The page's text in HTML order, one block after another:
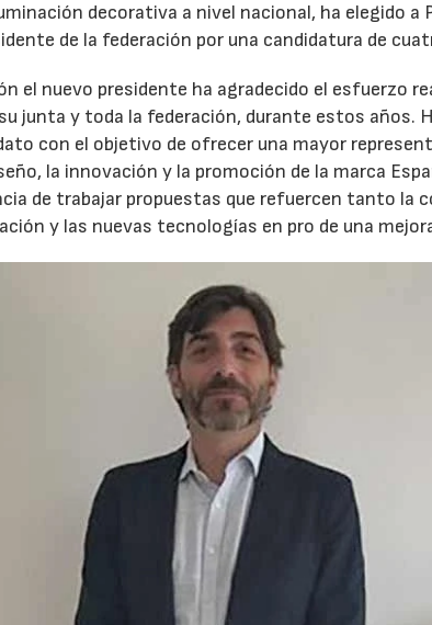
decorativa a nivel nacional, ha elegido a
de la federación por una candidatura de
el nuevo presidente ha agradecido el esfuerzo
junta y toda la federación, durante estos años.
con el objetivo de ofrecer una mayor
la innovación y la promoción de la marca
de trabajar propuestas que refuercen tanto la
y las nuevas tecnologías en pro de una